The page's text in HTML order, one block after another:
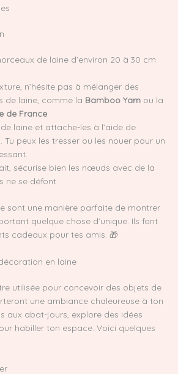
de laine d’environ 20 à 30 cm
n’hésite pas à mélanger des
de laine, comme la Bamboo Yarn ou la
de France
laine et attache-les à l’aide de
Tu peux les tresser ou les nouer pour un
sécurise bien les nœuds avec de la
ne se défont.
sont une manière parfaite de montrer
quelque chose d’unique. Ils font
cadeaux pour tes amis. 🎁
en laine
utilisée pour concevoir des objets de
une ambiance chaleureuse à ton
aux abat-jours, explore des idées
habiller ton espace. Voici quelques